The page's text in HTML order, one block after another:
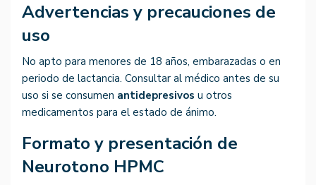
Advertencias y precauciones de
uso
No apto para menores de 18 años, embarazadas o en
periodo de lactancia. Consultar al médico antes de su
uso si se consumen antidepresivos u otros
medicamentos para el estado de ánimo.
Formato y presentación de
Neurotono HPMC